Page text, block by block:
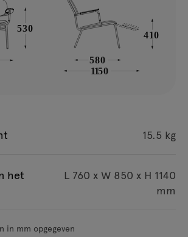
15.5 kg
het
L 760 x W 850 x H 1140
mm
in mm opgegeven